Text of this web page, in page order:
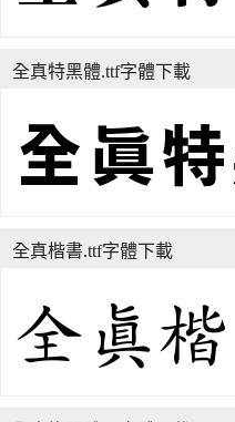
全真特黑體.ttf字體下載
全真楷書.ttf字體下載